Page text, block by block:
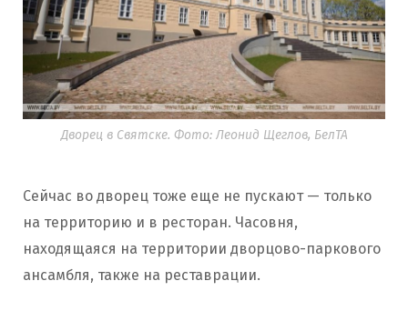
Дворец в Святске. Фото: Леонид Щеглов, БелТА
Сейчас во дворец тоже еще не пускают — только
на территорию и в ресторан. Часовня,
находящаяся на территории дворцово-паркового
ансамбля, также на реставрации.